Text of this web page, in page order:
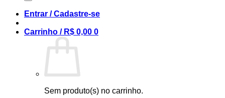
Entrar / Cadastre-se
Carrinho / R$ 0,00 0
Sem produto(s) no carrinho.